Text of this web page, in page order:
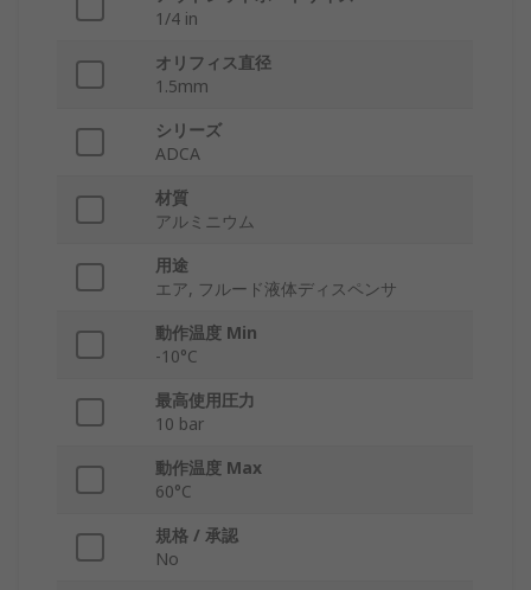
1/4 in
オリフィス直径
1.5mm
シリーズ
ADCA
材質
アルミニウム
用途
エア, フルード液体ディスペンサ
動作温度 Min
-10°C
最高使用圧力
10 bar
動作温度 Max
60°C
規格 / 承認
No